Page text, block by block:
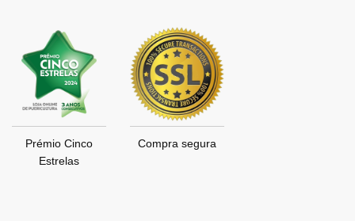
Prémio Cinco
Estrelas
Compra segura